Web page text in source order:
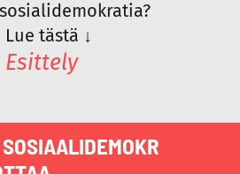
Lue tästä ↓
Esittely